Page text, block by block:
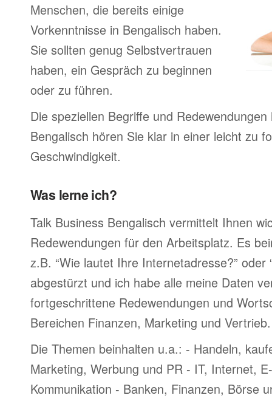
Menschen, die bereits einige
Vorkenntnisse in Bengalisch haben.
Sie sollten genug Selbstvertrauen
haben, ein Gespräch zu beginnen
oder zu führen.
Die speziellen Begriffe und Redewendungen
Bengalisch hören Sie klar in einer leicht zu
Geschwindigkeit.
Was lerne ich?
Talk Business Bengalisch vermittelt Ihnen
Redewendungen für den Arbeitsplatz. Es
z.B. “Wie lautet Ihre Internetadresse?” oder
abgestürzt und ich habe alle meine Daten
fortgeschrittene Redewendungen und
Bereichen Finanzen, Marketing und Vertrieb.
Die Themen beinhalten u.a.: - Handeln,
Marketing, Werbung und PR - IT, Internet,
Kommunikation - Banken, Finanzen, Börse